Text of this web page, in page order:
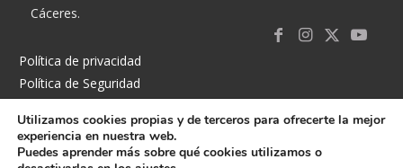
Cáceres.
Política de privacidad
Política de Seguridad
Accesibilidad
Mapa del sitio
Utilizamos cookies propias y de terceros para ofrecerte la mejor
experiencia en nuestra web.
Puedes aprender más sobre qué cookies utilizamos o